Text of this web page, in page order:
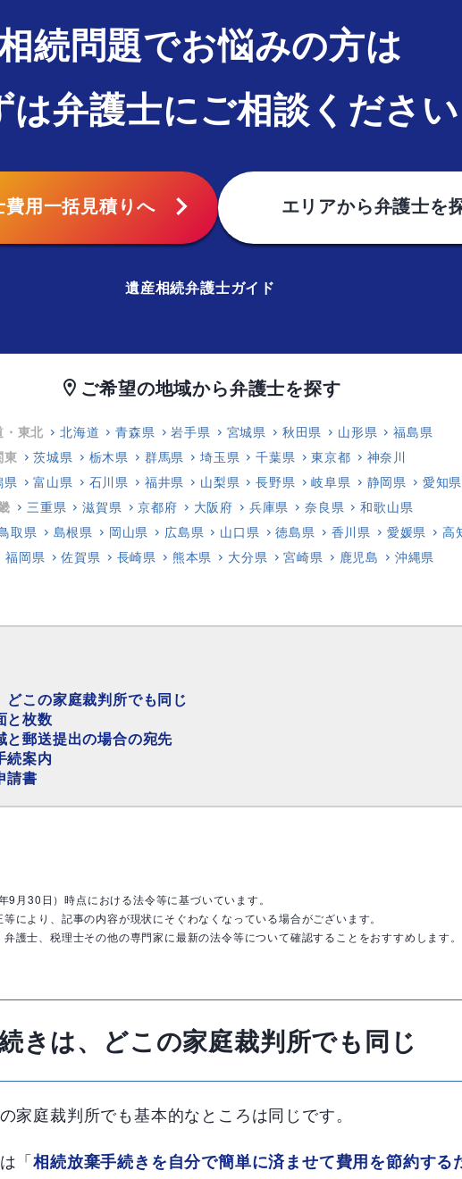
続問題でお悩みの方は
は弁護士にご相談ください
費用一括見積りへ chevron_right エリアから弁護士を
遺産相続弁護士ガイド
location_on ご希望の地域から弁護士を探す
・東北 北海道 青森県 岩手県 宮城県 秋田県 山形県
福島県
東
茨城県 栃木県 群馬県 埼玉県 千葉県 東京都
神奈川
県
富山県 石川県 福井県 山梨県 長野県 岐阜県 静岡県
愛知県
三重県 滋賀県 京都府 大阪府 兵庫県 奈良県
和歌山県
取県
島根県 岡山県 広島県 山口県 徳島県 香川県 愛媛県
高
福岡県
佐賀県 長崎県 熊本県 大分県 宮崎県 鹿児島 沖縄県
この家庭裁判所でも同じ
と枚数
と郵送提出の場合の宛先
続案内
請書
9月30日）時点における法令等に基づいています。
により、記事の内容が現状にそぐわなくなっている場合がございます。
護士、税理士その他の専門家に最新の法令等について確認することをおすすめします。
きは、どこの家庭裁判所でも同じ
家庭裁判所でも基本的なところは同じです。
「相続放棄手続きを自分で簡単に済ませて費用を節約する